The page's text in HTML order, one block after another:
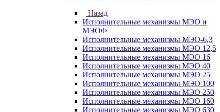
Назад
Исполнительные механизмы МЭО и
МЭОФ
Исполнительные механизмы МЭО-6,3
Исполнительные механизмы МЭО 12,5
Исполнительные механизмы МЭО 16
Исполнительные механизмы МЭО 40
Исполнительные механизмы МЭО 25
Исполнительные механизмы МЭО 100
Исполнительные механизмы МЭО 250
Исполнительные механизмы МЭО 160
Исполнительные механизмы МЭО 630